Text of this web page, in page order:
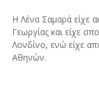
Η Λένα Σαμαρά είχε
Γεωργίας και είχε
Λονδίνο, ενώ είχε
Αθηνών.